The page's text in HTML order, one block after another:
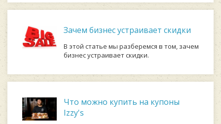
Зачем бизнес устраивает скидки
В этой статье мы разберемся в том, зачем
бизнес устраивает скидки.
Что можно купить на купоны
Izzy's